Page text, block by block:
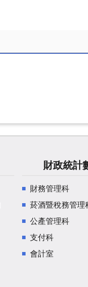
財政統計
財務管理科
菸酒暨稅務管理
公產管理科
支付科
會計室